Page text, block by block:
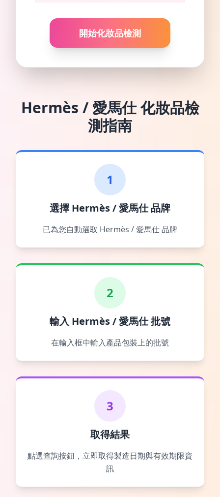
開始化妝品檢測
Hermès / 愛馬仕 化妝品檢
測指南
1
選擇 Hermès / 愛馬仕 品牌
已為您自動選取 Hermès / 愛馬仕 品牌
2
輸入 Hermès / 愛馬仕 批號
在輸入框中輸入產品包裝上的批號
3
取得結果
點選查詢按鈕，立即取得製造日期與有效期限資
訊